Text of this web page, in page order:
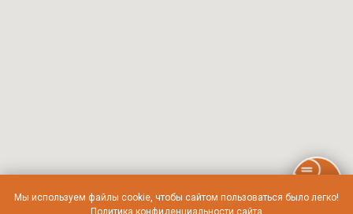
Мы используем файлы cookie, чтобы сайтом пользоваться было легко!